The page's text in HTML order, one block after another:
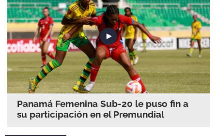
Panamá Femenina Sub-20 le puso fin a
su participación en el Premundial